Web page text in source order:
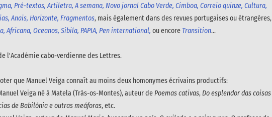
Pré-textos, Artiletra, A semana, Novo jornal Cabo Verde, Cimboa, Correio quinze, Cultura,
Anais, Horizonte, Fragmentos, mais également dans des revues portugaises ou étrangères,
Africana, Oceanos, Sibila, PAPIA, Pen international, ou encore Transition...
l'Académie cabo-verdienne des Lettres.
que Manuel Veiga connaît au moins deux homonymes écrivains productifs:
Veiga né à Matela (Trás-os-Montes), auteur dePoemas cativas,Do esplendor das coisas
de Babilónia e outras meáforas, etc.